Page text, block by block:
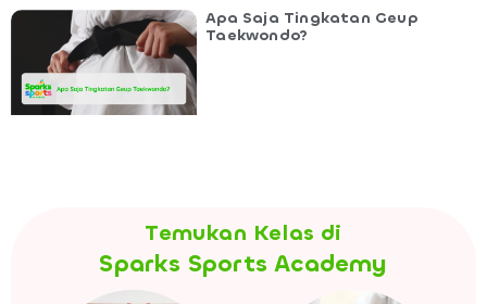
Apa Saja Tingkatan Geup
Taekwondo?
Temukan Kelas di
Sparks Sports Academy